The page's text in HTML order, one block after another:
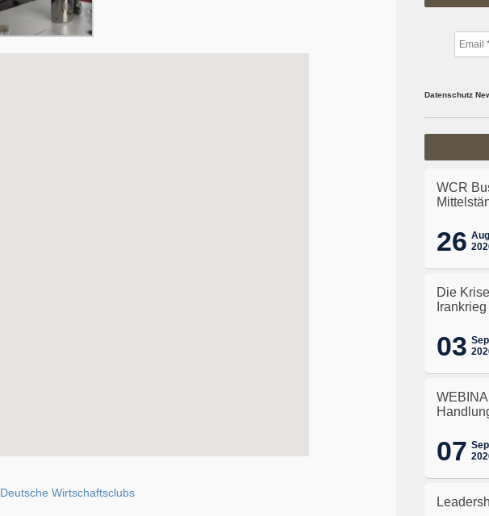
Deutsche Wirtschaftsclubs
Datenschutz
WCR
26
Die
Irankrieg
03
07